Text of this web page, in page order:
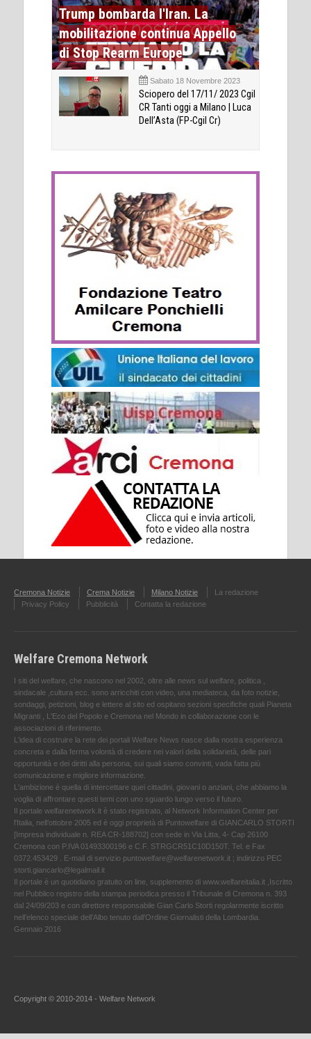
Trump bombarda l'Iran. La
mobilitazione continua Appello
di Stop Rearm Europe
Sabato 18 Novembre 2023
Sciopero del 17/11/ 2023 Cgil
CR Tanti oggi a Milano | Luca
Dell’Asta (FP-Cgil Cr)
Cremona Notizie Crema Notizie Milano Notizie
La redazione
Privacy Policy
Pubblicità Contatta la redazione
Welfare Cremona Network
I siti del welfare, che nascono nel 2002, oltre alle news sul welfare, politica ,
sindacale ,cultura ecc. sono arricchiti con video, una mediateca, da foto notizie,
sondaggi, petizioni, blog e lettere al sito ed ospitano sezioni specifiche quali Pianeta
Migranti , L'Eco del Popolo e Cremona nel Mondo in collaborazione con le
associazioni di riferimento.
L'idea di costruire la rete dei portali Welfare News nasce dalla nostra esperienza
concreta e dalla ferma volontà di credere nei valori della solidarietà, delle pari
opportunità e dei diritti alla persona, sui quali siamo convinti, vada fatta più
comunicazione e migliore informazione.
L'ambizione è quella di intercettare quei cittadini, giovani o anziani, che abbiamo la
voglia di affrontare questi temi con uno sguardo lungo verso il futuro.
Il portale welfarenetwork.it è stato registrato, al Network Information Center per
l'Italia, nell’ottobre 2005 ed è oggi proprietà di Puntowelfare di GIANCARLO STORTI
[Impresa individuale n. REA CR-188702] con sede in Via Litta, 4- Cap 26100
Cremona con P.IVA 01493300196 e C.F. STRGCR51C10D150T. Tel. e Fax
0372.453429 . E-mail di servizio puntowelfare@welfarenetwork.it ; indirizzo PEC
storti.giancarlo@legalmail.it
Il portale è un quotidiano gratuito on line, supplemento di www.welfareitalia.it ,Iscritto
nel Pubblico registro della stampa periodica presso il Tribunale di Cremona n. 393
dal 24/09/203 e con direttore responsabile Gian Carlo Storti regolarmente iscritto
nell’elenco speciale dell’Albo tenuto dall’Ordine Giornalisti della Lombardia.
Gennaio 2016
Copyright © 2010-2014 - Welfare Network